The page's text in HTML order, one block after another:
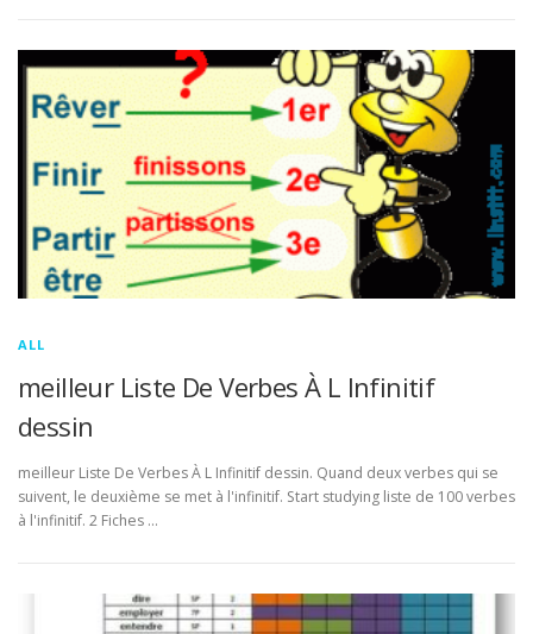
ALL
meilleur Liste De Verbes À L Infinitif
dessin
meilleur Liste De Verbes À L Infinitif dessin. Quand deux verbes qui se
suivent, le deuxième se met à l'infinitif. Start studying liste de 100 verbes
à l'infinitif. 2 Fiches …